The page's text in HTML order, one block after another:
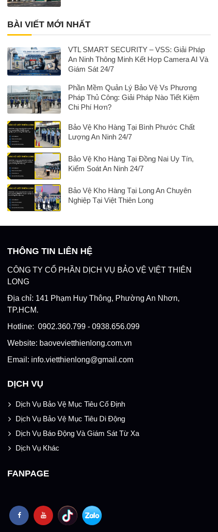
BÀI VIẾT MỚI NHẤT
VTL SMART SECURITY – VSS: Giải Pháp
An Ninh Thông Minh Kết Hợp Camera AI Và
Giám Sát 24/7
Phần Mềm Quản Lý Bảo Vệ Vs Phương
Pháp Thủ Công: Giải Pháp Nào Tiết Kiệm
Chi Phí Hơn?
Bảo Vệ Kho Hàng Tại Bình Phước Chất
Lượng An Ninh 24/7
Bảo Vệ Kho Hàng Tại Đồng Nai Uy Tín,
Kiểm Soát An Ninh 24/7
Bảo Vệ Kho Hàng Tại Long An Chuyên
Nghiệp Tại Việt Thiên Long
THÔNG TIN LIÊN HỆ
CÔNG TY CỔ PHẦN DỊCH VỤ BẢO VỆ VIỆT THIÊN
LONG
Địa chỉ: 141 Phạm Huy Thông, Phường An Nhơn,
TP.HCM.
Hotline: 0902.360.799 - 0938.656.099
Website: baovevietthienlong.com.vn
Email: info.vietthienlong@gmail.com
DỊCH VỤ
Dịch Vụ Bảo Vệ Mục Tiêu Cố Định
Dịch Vụ Bảo Vệ Mục Tiêu Di Động
Dịch Vụ Báo Động Và Giám Sát Từ Xa
Dịch Vụ Khác
FANPAGE